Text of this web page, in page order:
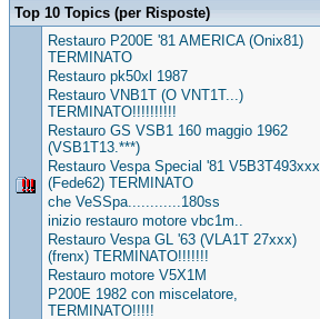
Top 10 Topics (per Risposte)
Restauro P200E '81 AMERICA (Onix81)
TERMINATO
Restauro pk50xl 1987
Restauro VNB1T (O VNT1T...)
TERMINATO!!!!!!!!!!
Restauro GS VSB1 160 maggio 1962
(VSB1T13.***)
Restauro Vespa Special '81 V5B3T493xxx
(Fede62) TERMINATO
che VeSSpa............180ss
inizio restauro motore vbc1m..
Restauro Vespa GL '63 (VLA1T 27xxx)
(frenx) TERMINATO!!!!!!!
Restauro motore V5X1M
P200E 1982 con miscelatore,
TERMINATO!!!!!